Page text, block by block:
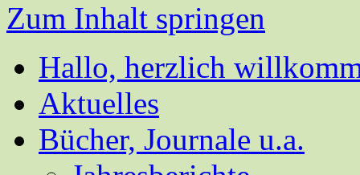
Zum Inhalt springen
Hallo, herzlich
Aktuelles
Bücher, Journale u.a.